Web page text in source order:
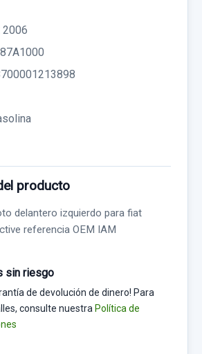
2006
producto
delantero izquierdo para fiat
referencia OEM IAM
sin riesgo
de devolución de dinero! Para
consulte nuestra Política de